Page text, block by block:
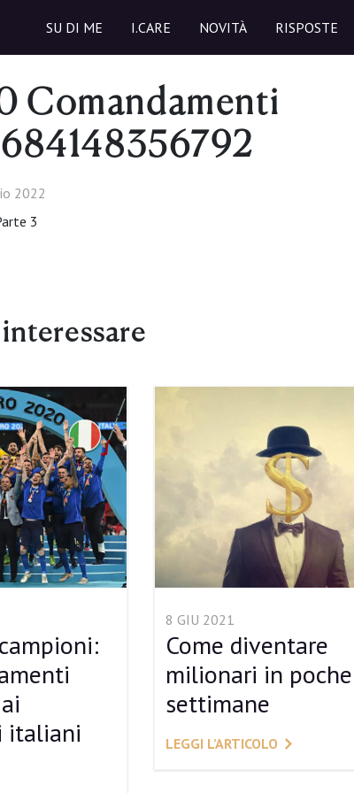
SU DI ME I.CARE NOVITÀ RISPOSTE
Comandamenti
2022
3
italiani
8 GIU 2021
Come diventare
milionari in poche
settimane
LEGGI L’ARTICOLO